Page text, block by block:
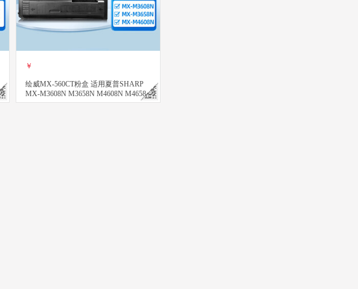
￥
绘威MX-560CT粉盒 适用夏普SHARP
MX-M3608N M3658N M4608N M4658
N M5608N M5658N打印机复印机碳粉